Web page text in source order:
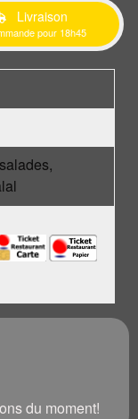
Livraison
pour 18h45
du moment!